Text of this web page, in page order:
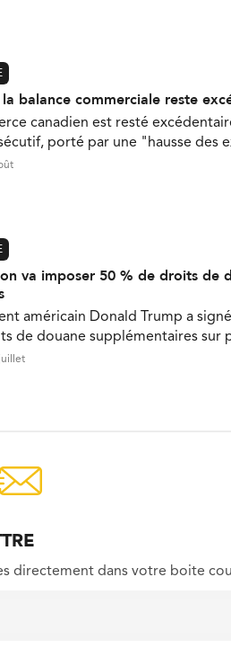
balance commerciale reste
canadien est resté
porté par une "hausse des
va imposer 50 % de droits de
américain Donald Trump a
de douane supplémentaires sur
directement dans votre boite